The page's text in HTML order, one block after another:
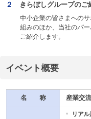
２ きらぼしグループのご
中小企業の皆さまへの
組みのほか、当社のパ
ご紹介します。
イベント概要
名 称 産業交
リア